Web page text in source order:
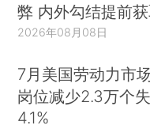
弊 内外勾结提前
2026年08月08日
7月美国劳动力市
岗位减少2.3万个
4.1%